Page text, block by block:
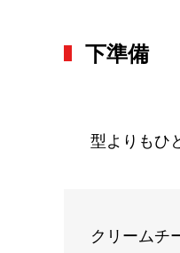
下準備
型よりもひ
クリームチ